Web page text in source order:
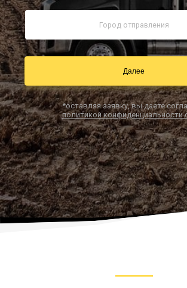
Звонок по
Заказать
Далее
*оставляя заявку, вы даете
политикой конфиденциальности